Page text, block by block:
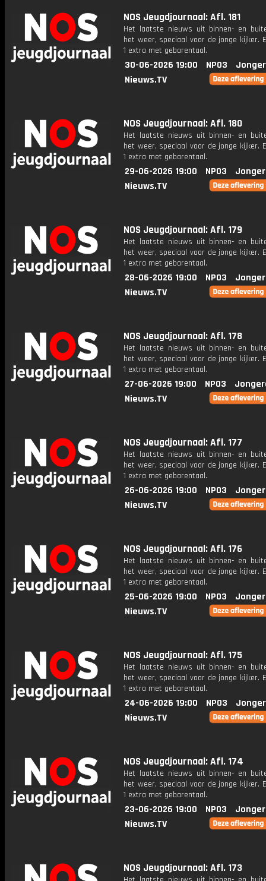
NOS Jeugdjournaal: Afl. 181
Het laatste nieuws uit binnen- en
het weer, speciaal voor de jonge kijker.
1 extra met gebarentaal.
30-06-2026 19:00 NPO3
Nieuws.TV
NOS Jeugdjournaal: Afl. 180
Het laatste nieuws uit binnen- en
het weer, speciaal voor de jonge kijker.
1 extra met gebarentaal.
29-06-2026 19:00 NPO3
Nieuws.TV
NOS Jeugdjournaal: Afl. 179
Het laatste nieuws uit binnen- en
het weer, speciaal voor de jonge kijker.
1 extra met gebarentaal.
28-06-2026 19:00 NPO3
Nieuws.TV
NOS Jeugdjournaal: Afl. 178
Het laatste nieuws uit binnen- en
het weer, speciaal voor de jonge kijker.
1 extra met gebarentaal.
27-06-2026 19:00 NPO3
Nieuws.TV
NOS Jeugdjournaal: Afl. 177
Het laatste nieuws uit binnen- en
het weer, speciaal voor de jonge kijker.
1 extra met gebarentaal.
26-06-2026 19:00 NPO3
Nieuws.TV
NOS Jeugdjournaal: Afl. 176
Het laatste nieuws uit binnen- en
het weer, speciaal voor de jonge kijker.
1 extra met gebarentaal.
25-06-2026 19:00 NPO3
Nieuws.TV
NOS Jeugdjournaal: Afl. 175
Het laatste nieuws uit binnen- en
het weer, speciaal voor de jonge kijker.
1 extra met gebarentaal.
24-06-2026 19:00 NPO3
Nieuws.TV
NOS Jeugdjournaal: Afl. 174
Het laatste nieuws uit binnen- en
het weer, speciaal voor de jonge kijker.
1 extra met gebarentaal.
23-06-2026 19:00 NPO3
Nieuws.TV
NOS Jeugdjournaal: Afl. 173